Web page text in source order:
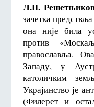
Л.П.
зачетка
она није била
против
православља.
Западу, у
католичким
Украјинство је
(Филерет и